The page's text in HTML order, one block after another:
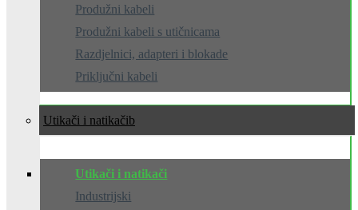
Produžni kabeli
Produžni kabeli s utičnicama
Razdjelnici, adapteri i blokade
Priključni kabeli
Utikači i natikači
Utikači i natikači
Industrijski